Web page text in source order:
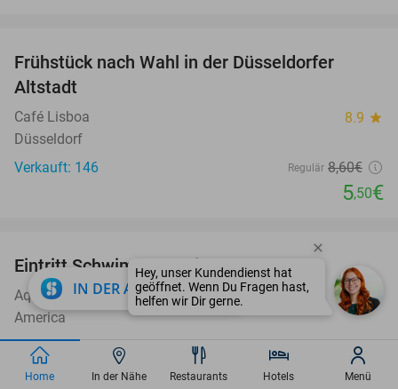
Frühstück nach Wahl in der Düsseldorfer
Altstadt
Café Lisboa 8.9 star
Düsseldorf
Verkauft: 146
Regulär 8,60€
5,50€
17%
Eintritt Schwimmparadies Aqua Mundo
Aqua Mundo Center Parcs Het Meerdal 9.5star
America
Verkauft: 5.708
24€
20€
IN DER APP ÖFFNEN close
Home In der Nähe Restaurants Hotels Menü